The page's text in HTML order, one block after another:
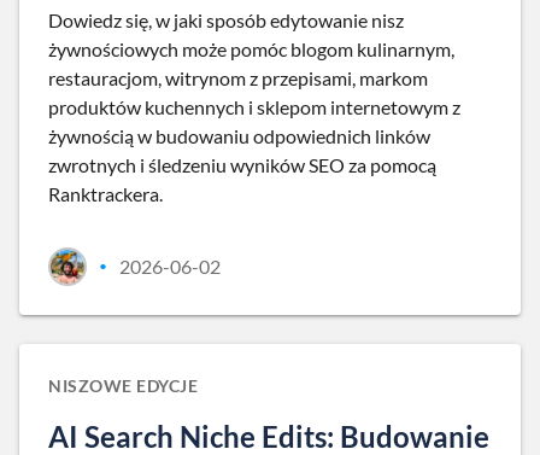
Dowiedz się, w jaki sposób edytowanie nisz
żywnościowych może pomóc blogom kulinarnym,
restauracjom, witrynom z przepisami, markom
produktów kuchennych i sklepom internetowym z
żywnością w budowaniu odpowiednich linków
zwrotnych i śledzeniu wyników SEO za pomocą
Ranktrackera.
• 2026-06-02
NISZOWE EDYCJE
AI Search Niche Edits: Budowanie